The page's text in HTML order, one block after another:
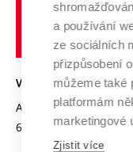
Transfer znalostí
Open Science
Projekty
Projekty ze
Specifický výzkum
Služby univerzity
Mezinárodní dohody
Univerzitní sítě
Udržitelná univerzita
Podnikavá univerzita /
Bezpečná univerzita
Vyznamenání
Organizační struktura
VYSOKÉ UČENÍ
Antonínská 548/1
602 00 Brno
a používání
ze sociálních
přizpůsobení
můžeme také
platformám
marketingové
Zjistit více